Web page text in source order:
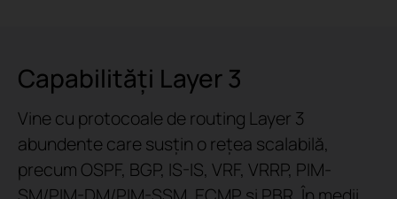
Capabilități Layer 3
Vine cu protocoale de routing Layer 3
abundente care susțin o rețea scalabilă,
precum OSPF, BGP, IS-IS, VRF, VRRP, PIM-